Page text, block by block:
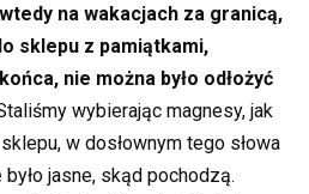
na wakacjach za granicą,
sklepu z pamiątkami,
nie można było odłożyć
wybierając magnesy, jak
w dosłownym tego słowa
jasne, skąd pochodzą.